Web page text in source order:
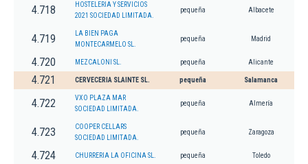
4.718
HOSTELERIA Y SERVICIOS
2021 SOCIEDAD LIMITADA.
pequeña Albacete
4.719
LA BIEN PAGA
MONTECARMELO SL.
pequeña Madrid
4.720 MEZCALONI SL. pequeña Alicante
4.721 CERVECERIA SLAINTE SL. pequeña Salamanca
4.722
VXO PLAZA MAR
SOCIEDAD LIMITADA.
pequeña Almería
4.723
COOPER CELLARS
SOCIEDAD LIMITADA.
pequeña Zaragoza
4.724 CHURRERIA LA OFICINA SL. pequeña Toledo